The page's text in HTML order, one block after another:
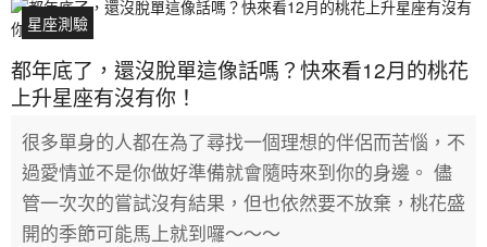
星座測驗
都年底了，還沒脫單這像話嗎？快來看12月的桃花
上升星座有沒有你！
很多單身的人都在為了尋找一個理想的伴侶而苦惱，不
過愛情並不是你做好準備就會隨時來到你的身邊。 儘
管一次次的嘗試沒有結果，但也依然要不放棄，桃花盛
開的季節可能馬上就到囉～～～